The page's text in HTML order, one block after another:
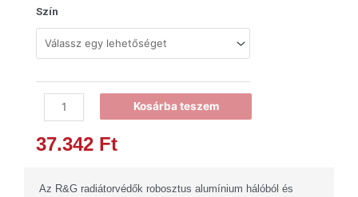
Szín
R&G
racing
hűtőradiátor
-
Kosárba teszem
37.342 Ft
Az R&G radiátorvédők robosztus alumínium hálóból és